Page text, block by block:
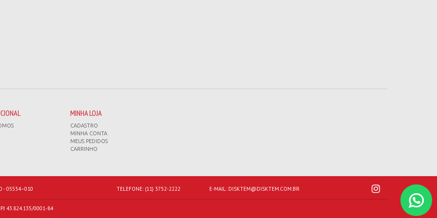
MINHA LOJA
CADASTRO
MINHA CONTA
MEUS PEDIDOS
CARRINHO
- 05534–010 TELEFONE: (11) 3752-2222 E-MAIL: DISKTEM@DISKTEM.COM.BR
43.824.135/0001-84